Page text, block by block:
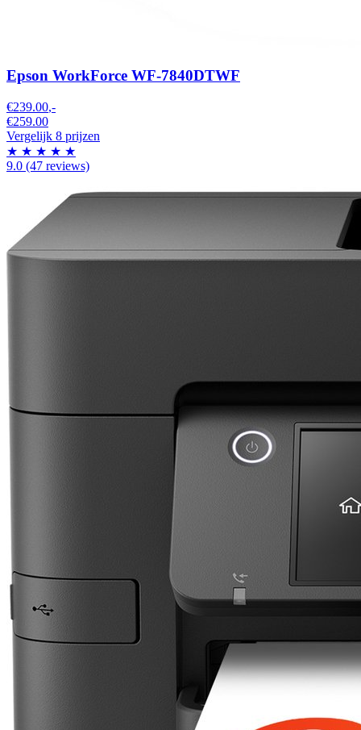
Epson WorkForce WF-7840DTWF
€239.00,-
€259.00
Vergelijk 8 prijzen
★ ★ ★ ★ ★
9.0 (47 reviews)